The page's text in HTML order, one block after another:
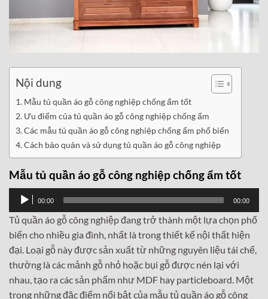
Nội dung
Mẫu tủ quần áo gỗ công nghiệp chống ẩm tốt
Ưu điểm của tủ quần áo gỗ công nghiệp chống ẩm
Các mẫu tủ quần áo gỗ công nghiệp chống ẩm phổ biến
Cách bảo quản và sử dụng tủ quần áo gỗ công nghiệp
Mẫu tủ quần áo gỗ công nghiệp chống ẩm tốt
Trình
phát
âm
thanh
00:00 00:00
Tủ quần áo gỗ công nghiệp đang trở thành một lựa chọn phổ
biến cho nhiều gia đình, nhất là trong thiết kế nội thất hiện
đại. Loại gỗ này được sản xuất từ những nguyên liệu tái chế,
thường là các mảnh gỗ nhỏ hoặc bụi gỗ được nén lại với
nhau, tạo ra các sản phẩm như MDF hay particleboard. Một
trong những đặc điểm nổi bật của mẫu tủ quần áo gỗ công